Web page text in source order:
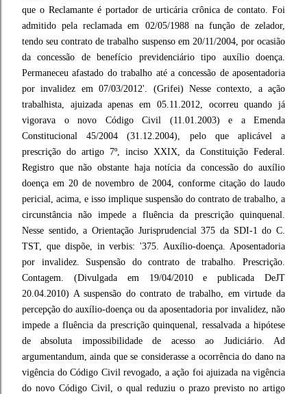
que o Reclamante é portador de urticária crônica de contato. Foi
admitido pela reclamada em 02/05/1988 na função de zelador,
tendo seu contrato de trabalho suspenso em 20/11/2004, por ocasião
da concessão de benefício previdenciário tipo auxílio doença.
Permaneceu afastado do trabalho até a concessão de aposentadoria
por invalidez em 07/03/2012'. (Grifei) Nesse contexto, a ação
trabalhista, ajuizada apenas em 05.11.2012, ocorreu quando já
vigorava o novo Código Civil (11.01.2003) e a Emenda
Constitucional 45/2004 (31.12.2004), pelo que aplicável a
prescrição do artigo 7º, inciso XXIX, da Constituição Federal.
Registro que não obstante haja notícia da concessão do auxílio
doença em 20 de novembro de 2004, conforme citação do laudo
pericial, acima, e isso implique suspensão do contrato de trabalho, a
circunstância não impede a fluência da prescrição quinquenal.
Nesse sentido, a Orientação Jurisprudencial 375 da SDI-1 do C.
TST, que dispõe, in verbis: '375. Auxílio-doença. Aposentadoria
por invalidez. Suspensão do contrato de trabalho. Prescrição.
Contagem. (Divulgada em 19/04/2010 e publicada DeJT
20.04.2010) A suspensão do contrato de trabalho, em virtude da
percepção do auxílio-doença ou da aposentadoria por invalidez, não
impede a fluência da prescrição quinquenal, ressalvada a hipótese
de absoluta impossibilidade de acesso ao Judiciário. Ad
argumentandum, ainda que se considerasse a ocorrência do dano na
vigência do Código Civil revogado, a ação foi ajuizada na vigência
do novo Código Civil, o qual reduziu o prazo previsto no artigo